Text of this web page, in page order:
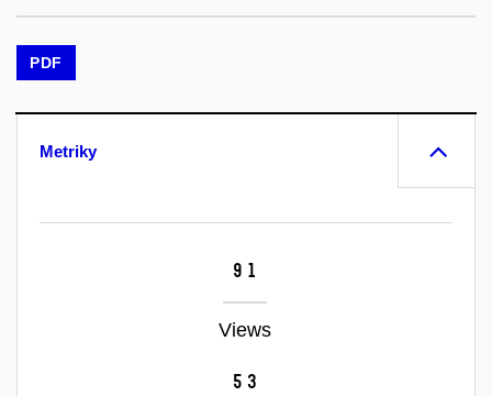
PDF
Metriky
91
Views
53